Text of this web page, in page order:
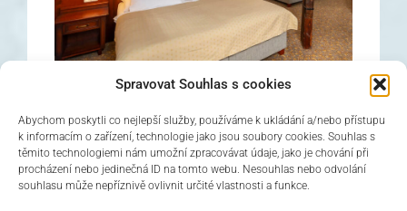
Spravovat Souhlas s cookies
Abychom poskytli co nejlepší služby, používáme k ukládání a/nebo přístupu
k informacím o zařízení, technologie jako jsou soubory cookies. Souhlas s
těmito technologiemi nám umožní zpracovávat údaje, jako je chování při
procházení nebo jedinečná ID na tomto webu. Nesouhlas nebo odvolání
souhlasu může nepříznivě ovlivnit určité vlastnosti a funkce.
Dreibetzimmer